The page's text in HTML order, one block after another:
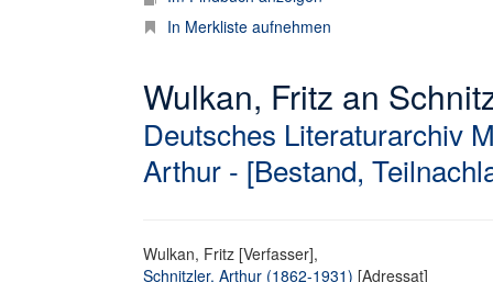
In Merkliste aufnehmen
Wulkan, Fritz an
Deutsches Literaturarchiv
Arthur - [Bestand,
Wulkan, Fritz [Verfasser],
Schnitzler, Arthur (1862-1931) [Adressat]